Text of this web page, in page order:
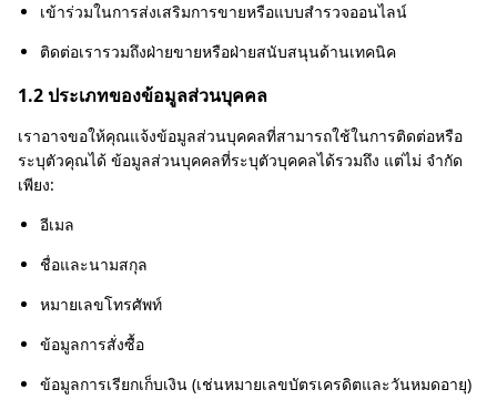
เข้าร่วมในการส่งเสริมการขายหรือแบบสำรวจออนไลน์
ติดต่อเรารวมถึงฝ่ายขายหรือฝ่ายสนับสนุนด้านเทคนิค
1.2 ประเภทของข้อมูลส่วนบุคคล
เราอาจขอให้คุณแจ้งข้อมูลส่วนบุคคลที่สามารถใช้ในการติดต่อหรือ
ระบุตัวคุณได้ ข้อมูลส่วนบุคคลที่ระบุตัวบุคคลได้รวมถึง แต่ไม่ จำกัด
เพียง:
อีเมล
ชื่อและนามสกุล
หมายเลขโทรศัพท์
ข้อมูลการสั่งซื้อ
ข้อมูลการเรียกเก็บเงิน (เช่นหมายเลขบัตรเครดิตและวันหมดอายุ)